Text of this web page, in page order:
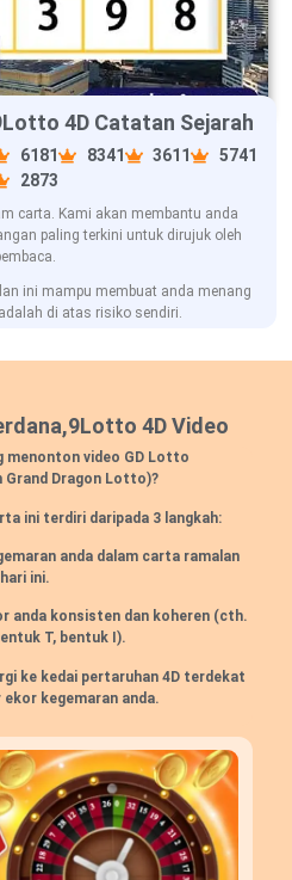
4D Catatan Sejarah
6181 8341 3611
5741
2873
carta. Kami akan membantu anda
paling terkini untuk dirujuk oleh
ini mampu membuat anda menang
di atas risiko sendiri.
4D Video
menonton video GD Lotto
Grand Dragon Lotto)?
ini terdiri daripada 3 langkah:
anda dalam carta ramalan
hari ini.
anda konsisten dan koheren (cth.
T, bentuk I).
ke kedai pertaruhan 4D terdekat
ekor kegemaran anda.